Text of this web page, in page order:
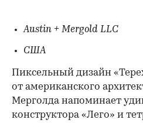
Austin + Mergold LLC
США
Пиксельный дизайн
от американского
Мерголда напоминает
конструктора «Лего» и